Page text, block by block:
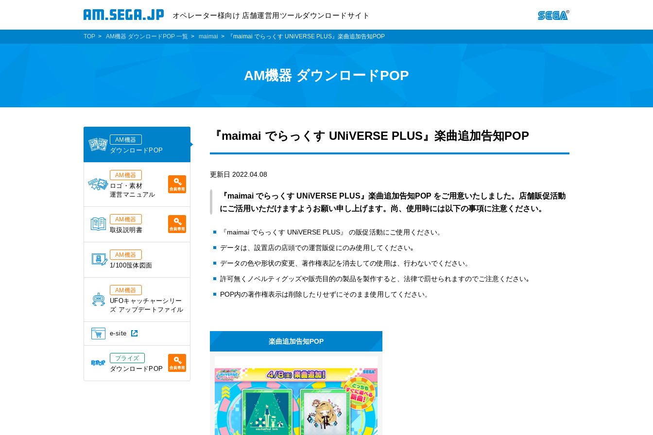
オペレーター様向け 店舗運営用ツールダウンロードサイト
TOP AM機器 ダウンロードPOP 一覧 maimai 『maimai でらっくす UNiVERSE PLUS』楽曲追加告知POP
AM機器 ダウンロードPOP
『maimai でらっくす UNiVERSE PLUS』楽曲追加告知POP
更新日 2022.04.08
『maimai でらっくす UNiVERSE PLUS』楽曲追加告知POP をご用意いたしました。店舗販促活動
にご活用いただけますようお願い申し上げます。尚、使用時には以下の事項に注意ください。
『maimai でらっくす UNiVERSE PLUS』 の販促活動にご使用ください。
データは、設置店の店頭での運営販促にのみ使用してください｡
データの色や形状の変更、著作権表記を消去しての使用は、行わないでください。
許可無くノベルティグッズや販売目的の製品を製作すると、法律で罰せられますのでご注意ください｡
POP内の著作権表示は削除したりせずにそのまま使用してください。
楽曲追加告知POP
AM機器
ダウンロードPOP
AM機器
ロゴ・素材
運営マニュアル
AM機器
取扱説明書
AM機器
1/100筺体図面
AM機器
UFOキャッチャーシリー
ズ アップデートファイル
e-site
プライズ
ダウンロードPOP